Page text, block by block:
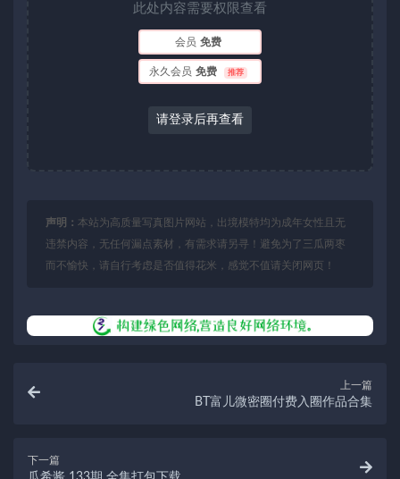
此处内容需要权限查看
会员 免费
永久会员 免费 推荐
请登录后再查看
声明： 本站为高质量写真图片网站，出境模特均为成年女性且无
违禁内容，无任何漏点素材，有需求请另寻！避免为了三瓜两枣
而不愉快，请自行考虑是否值得花米，感觉不值请关闭网页！
上一篇
BT富儿微密圈付费入圈作品合集
下一篇